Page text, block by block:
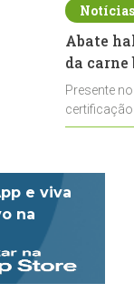
Abate
da
Presente
e viva
na